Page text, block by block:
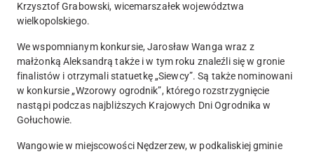
Krzysztof Grabowski, wicemarszałek województwa
wielkopolskiego.
We wspomnianym konkursie, Jarosław Wanga wraz z
małżonką Aleksandrą także i w tym roku znaleźli się w gronie
finalistów i otrzymali statuetkę „Siewcy”. Są także nominowani
w konkursie „Wzorowy ogrodnik”, którego rozstrzygnięcie
nastąpi podczas najbliższych Krajowych Dni Ogrodnika w
Gołuchowie.
Wangowie w miejscowości Nędzerzew, w podkaliskiej gminie